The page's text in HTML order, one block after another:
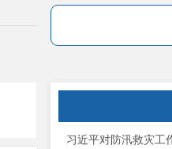
习近平对防汛救灾工